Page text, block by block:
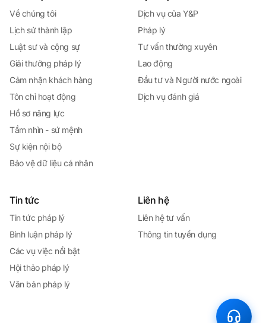
Về chúng tôi
Lịch sử thành lập
Luật sư và cộng sự
Giải thưởng pháp lý
Cảm nhận khách hàng
Tôn chỉ hoạt động
Hồ sơ năng lực
Tầm nhìn - sứ mệnh
Sự kiện nội bộ
Bảo vệ dữ liệu cá nhân
Dịch vụ của Y&P
Pháp lý
Tư vấn thường xuyên
Lao động
Đầu tư và Người nước ngoài
Dịch vụ đánh giá
Tin tức
Tin tức pháp lý
Bình luận pháp lý
Các vụ việc nổi bật
Hội thảo pháp lý
Văn bản pháp lý
Liên hệ
Liên hệ tư vấn
Thông tin tuyển dụng